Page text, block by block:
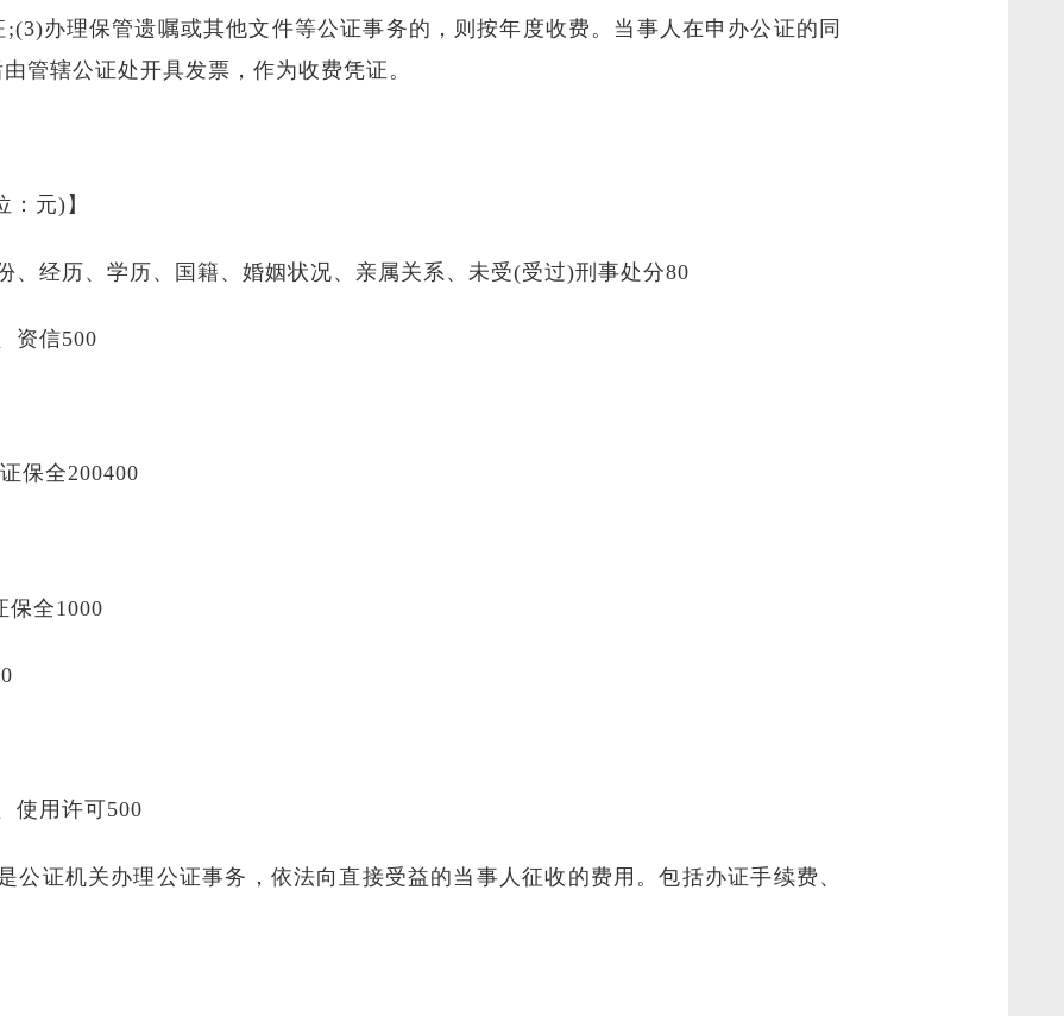
办理保管遗嘱或其他文件等公证事务的，则按年度收费。当事人在申办公证的同
管辖公证处开具发票，作为收费凭证。
：元)】
、经历、学历、国籍、婚姻状况、亲属关系、未受(受过)刑事处分80
资信500
保全200400
保全1000
使用许可500
公证机关办理公证事务，依法向直接受益的当事人征收的费用。包括办证手续费、